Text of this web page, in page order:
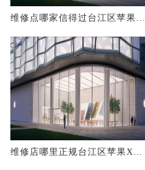
维修点哪家信得过台江区苹果X
维修店哪里正规台江区苹果XRM